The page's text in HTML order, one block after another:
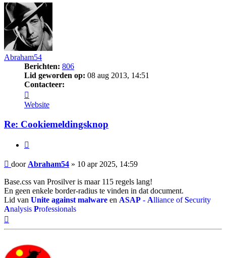
Abraham54
Berichten: 806
Lid geworden op: 08 aug 2013, 14:51
Contacteer:
Abraham54
Website
Re: Cookiemeldingsknop
Bericht
doorAbraham54 » 10 apr 2025, 14:59
Base.css van Prosilver is maar 115 regels lang!
En geen enkele border-radius te vinden in dat document.
Lid van Unite against malware en ASAP - Alliance ofSecurity
Analysis Professionals